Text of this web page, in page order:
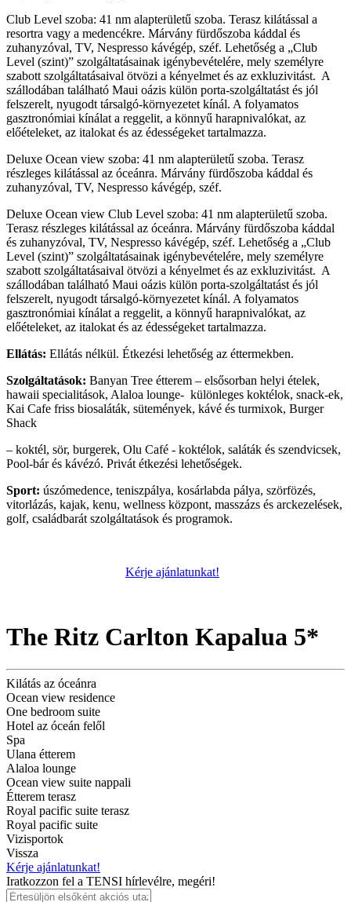
Club Level szoba: 41 nm alapterületű szoba. Terasz kilátással a
resortra vagy a medencékre. Márvány fürdőszoba káddal és
zuhanyzóval, TV, Nespresso kávégép, széf. Lehetőség a „Club
Level (szint)” szolgáltatásainak igénybevételére, mely személyre
szabott szolgáltatásaival ötvözi a kényelmet és az exkluzivitást. A
szállodában található Maui oázis külön porta-szolgáltatást és jól
felszerelt, nyugodt társalgó-környezetet kínál. A folyamatos
gasztronómiai kínálat a reggelit, a könnyű harapnivalókat, az
előételeket, az italokat és az édességeket tartalmazza.
Deluxe Ocean view szoba: 41 nm alapterületű szoba. Terasz
részleges kilátással az óceánra. Márvány fürdőszoba káddal és
zuhanyzóval, TV, Nespresso kávégép, széf.
Deluxe Ocean view Club Level szoba: 41 nm alapterületű szoba.
Terasz részleges kilátással az óceánra. Márvány fürdőszoba káddal
és zuhanyzóval, TV, Nespresso kávégép, széf. Lehetőség a „Club
Level (szint)” szolgáltatásainak igénybevételére, mely személyre
szabott szolgáltatásaival ötvözi a kényelmet és az exkluzivitást. A
szállodában található Maui oázis külön porta-szolgáltatást és jól
felszerelt, nyugodt társalgó-környezetet kínál. A folyamatos
gasztronómiai kínálat a reggelit, a könnyű harapnivalókat, az
előételeket, az italokat és az édességeket tartalmazza.
Ellátás: Ellátás nélkül. Étkezési lehetőség az éttermekben.
Szolgáltatások: Banyan Tree étterem – elsősorban helyi ételek,
hawaii specialitások, Alaloa lounge- különleges koktélok, snack-ek,
Kai Cafe friss biosaláták, sütemények, kávé és turmixok, Burger
Shack
– koktél, sör, burgerek, Olu Café - koktélok, saláták és szendvicsek,
Pool-bár és kávézó. Privát étkezési lehetőségek.
Sport: úszómedence, teniszpálya, kosárlabda pálya, szörfözés,
vitorlázás, kajak, kenu, wellness központ, masszázs és arckezelések,
golf, családbarát szolgáltatások és programok.
Kérje ajánlatunkat!
The Ritz Carlton Kapalua 5*
Kilátás az óceánra
Ocean view residence
One bedroom suite
Hotel az óceán felől
Spa
Ulana étterem
Alaloa lounge
Ocean view suite nappali
Étterem terasz
Royal pacific suite terasz
Royal pacific suite
Vizisportok
Vissza
Kérje ajánlatunkat!
Iratkozzon fel a TENSI hírlevélre, megéri!